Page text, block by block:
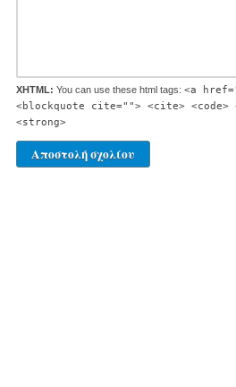
XHTML: You can use these html tags: <a
<blockquote cite=""> <cite>
<strong>